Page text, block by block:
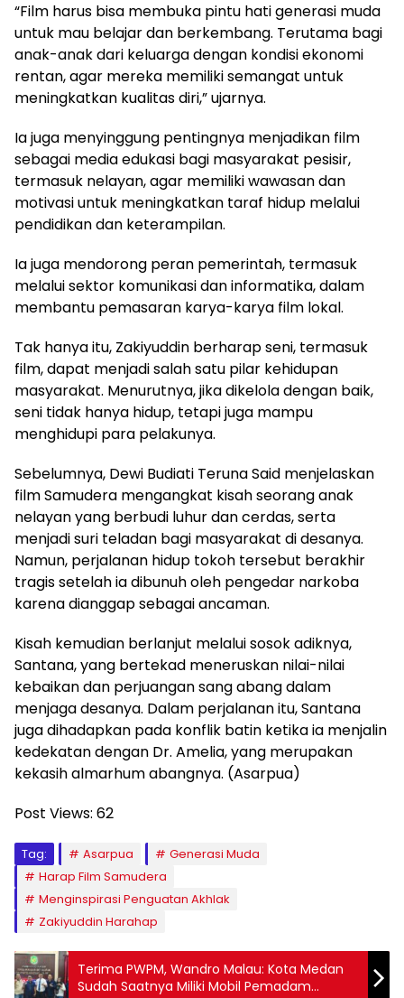
“Film harus bisa membuka pintu hati generasi muda
untuk mau belajar dan berkembang. Terutama bagi
anak-anak dari keluarga dengan kondisi ekonomi
rentan, agar mereka memiliki semangat untuk
meningkatkan kualitas diri,” ujarnya.
Ia juga menyinggung pentingnya menjadikan film
sebagai media edukasi bagi masyarakat pesisir,
termasuk nelayan, agar memiliki wawasan dan
motivasi untuk meningkatkan taraf hidup melalui
pendidikan dan keterampilan.
Ia juga mendorong peran pemerintah, termasuk
melalui sektor komunikasi dan informatika, dalam
membantu pemasaran karya-karya film lokal.
Tak hanya itu, Zakiyuddin berharap seni, termasuk
film, dapat menjadi salah satu pilar kehidupan
masyarakat. Menurutnya, jika dikelola dengan baik,
seni tidak hanya hidup, tetapi juga mampu
menghidupi para pelakunya.
Sebelumnya, Dewi Budiati Teruna Said menjelaskan
film Samudera mengangkat kisah seorang anak
nelayan yang berbudi luhur dan cerdas, serta
menjadi suri teladan bagi masyarakat di desanya.
Namun, perjalanan hidup tokoh tersebut berakhir
tragis setelah ia dibunuh oleh pengedar narkoba
karena dianggap sebagai ancaman.
Kisah kemudian berlanjut melalui sosok adiknya,
Santana, yang bertekad meneruskan nilai-nilai
kebaikan dan perjuangan sang abang dalam
menjaga desanya. Dalam perjalanan itu, Santana
juga dihadapkan pada konflik batin ketika ia menjalin
kedekatan dengan Dr. Amelia, yang merupakan
kekasih almarhum abangnya. (Asarpua)
Post Views: 62
Tag: Asarpua
Generasi Muda
Harap Film Samudera
Menginspirasi Penguatan Akhlak
Zakiyuddin Harahap
Terima PWPM, Wandro Malau: Kota Medan
Sudah Saatnya Miliki Mobil Pemadam